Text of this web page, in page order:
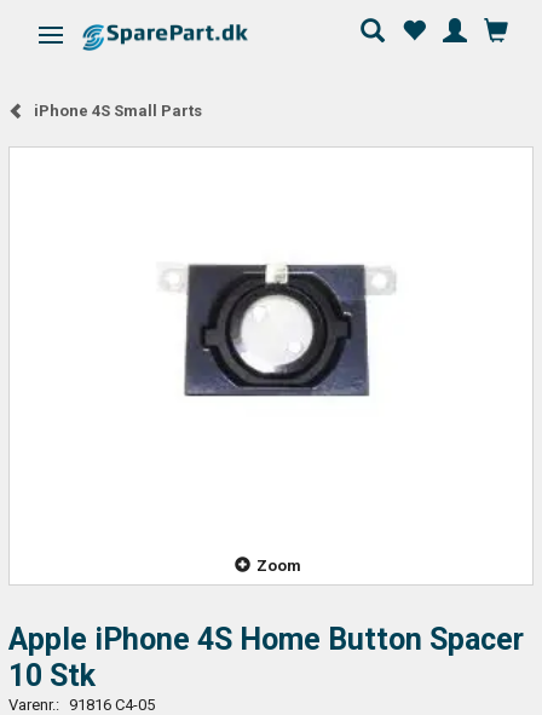
Skifte navigation
iPhone 4S Small Parts
Zoom
Apple iPhone 4S Home Button Spacer
10 Stk
Varenr.: 91816 C4-05